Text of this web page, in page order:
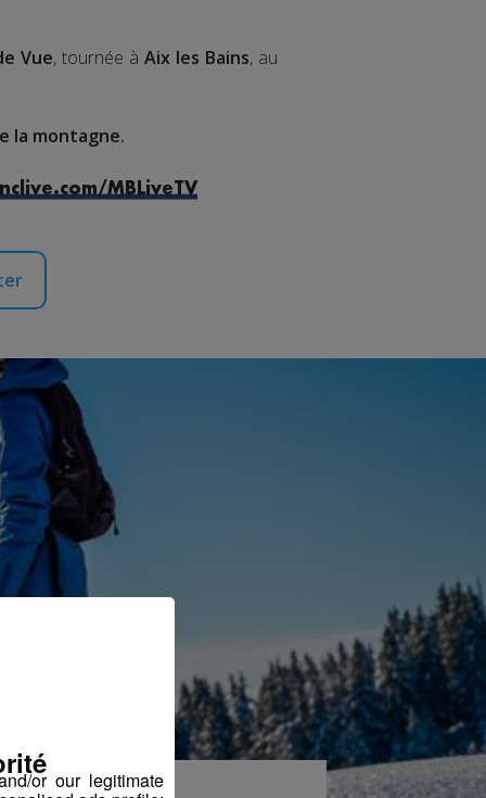
Vue, tournée à Aix les Bains, au
la montagne.
MBLiveTV
or our legitimate